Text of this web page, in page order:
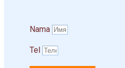
Namа
Tel